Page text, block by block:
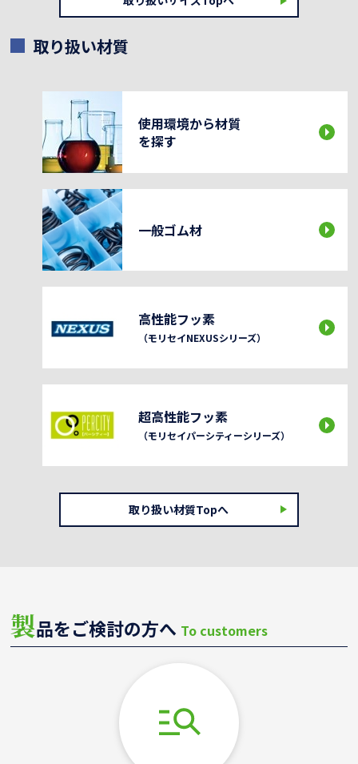
取り扱い材質
使用環境から材質
を探す
一般ゴム材
高性能フッ素
（モリセイNEXUSシリーズ）
超高性能フッ素
（モリセイパーシティーシリーズ）
取り扱い材質Topへ
製品をご検討の方へ To customers